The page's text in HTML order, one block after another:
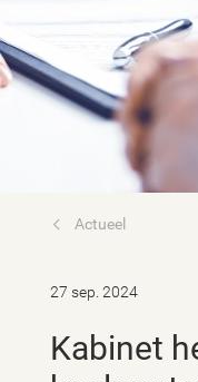
Actueel
27 sep. 2024
Kabinet heeft oog voor de